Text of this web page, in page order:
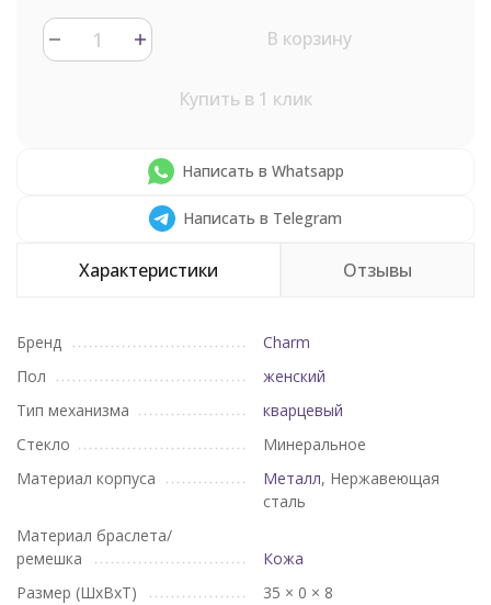
В корзину
Купить в 1 клик
Написать в Whatsapp
Написать в Telegram
Характеристики Отзывы
Бренд
Charm
Пол
женский
Тип механизма
кварцевый
Стекло
Минеральное
Материал корпуса
Металл, Нержавеющая
сталь
Материал браслета/
ремешка
Кожа
Размер (ШхВхТ)
35 × 0 × 8